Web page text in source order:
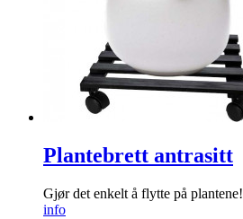
Plantebrett antrasitt
Gjør det enkelt å flytte på ­plantene!
info